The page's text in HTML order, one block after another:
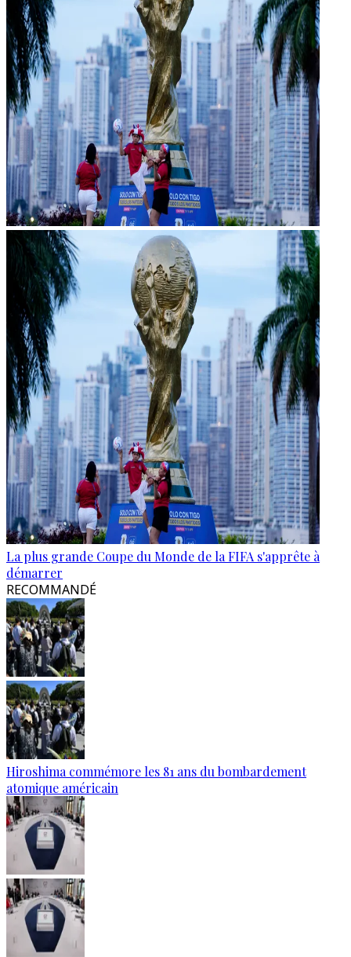
La plus grande Coupe du Monde de la FIFA s'apprête à
démarrer
RECOMMANDÉ
Hiroshima commémore les 81 ans du bombardement
atomique américain